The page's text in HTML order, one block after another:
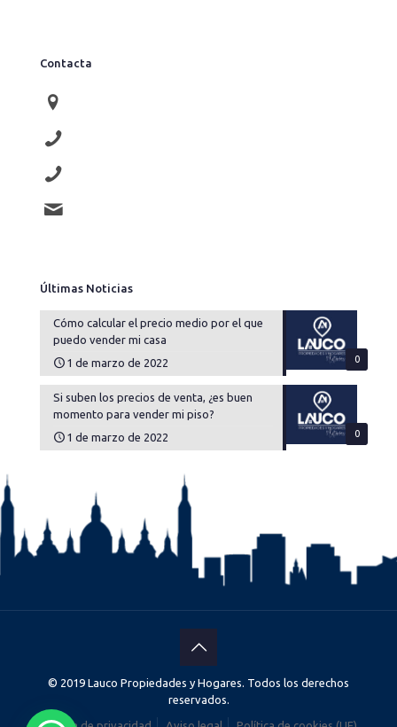
Contacta
Últimas Noticias
0
Cómo calcular el precio medio por el que
puedo vender mi casa
1 de marzo de 2022
0
Si suben los precios de venta, ¿es buen
momento para vender mi piso?
1 de marzo de 2022
© 2019 Lauco Propiedades y Hogares. Todos los derechos
reservados.